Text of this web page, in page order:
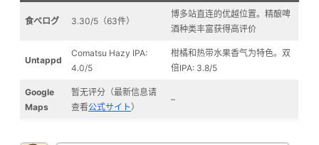
食べログ 3.30/5（63件）
博多站直连的优越位置。精酿啤
酒种类丰富获得高评价
Untappd
Comatsu Hazy IPA:
4.0/5
柑橘和热带水果香气为特色。双
倍IPA: 3.8/5
Google
Maps
暂无评分（最新信息请
查看公式サイト ）
–